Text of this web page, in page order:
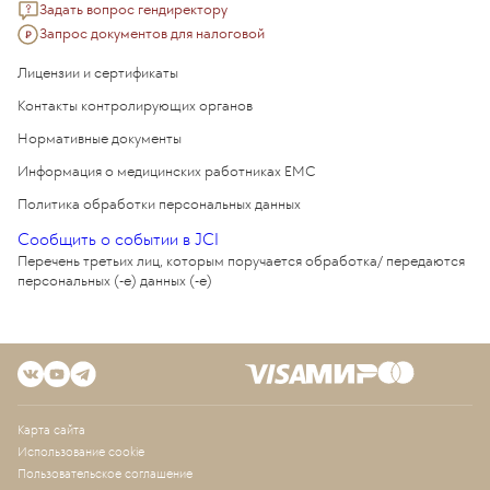
Задать вопрос гендиректору
Запрос документов для налоговой
Лицензии и сертификаты
Контакты контролирующих органов
Нормативные документы
Информация о медицинских работниках EMC
Политика обработки персональных данных
Сообщить о событии в JCI
Перечень третьих лиц, которым поручается обработка/ передаются
персональных (-е) данных (-е)
Карта сайта
Использование cookie
Пользовательское соглашение